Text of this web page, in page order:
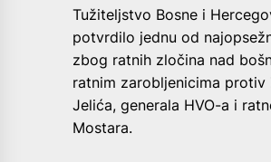
Tužiteljstvo Bosne i
potvrdilo jednu od
zbog ratnih zločina nad
ratnim zarobljenicima protiv
Jelića, generala HVO-a i
Mostara.